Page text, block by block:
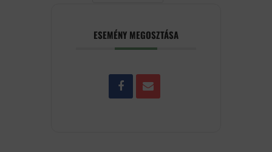
ESEMÉNY MEGOSZTÁSA